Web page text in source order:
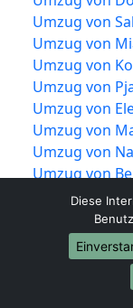
Umzug von
Umzug von
Umzug von
Umzug von
Umzug von
Umzug von
Umzug von
Umzug von
Umzug von
Umzug von
Umzug von
Umzug von
Diese